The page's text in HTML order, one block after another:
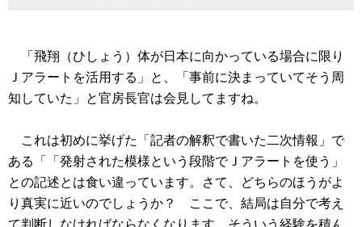
「飛翔（ひしょう）体が日本に向かっている場合に限り
Ｊアラートを活用する」と、「事前に決まっていてそう周
知していた」と官房長官は会見してますね。
これは初めに挙げた「記者の解釈で書いた二次情報」で
ある「「発射された模様という段階でＪアラートを使う」
との記述とは食い違っています。さて、どちらのほうがよ
り真実に近いのでしょうか？ ここで、結局は自分で考え
て判断しなければならなくなります。そういう経験を積ん